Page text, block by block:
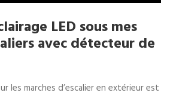
LED sous mes
avec détecteur de
les marches d’escalier en extérieur est